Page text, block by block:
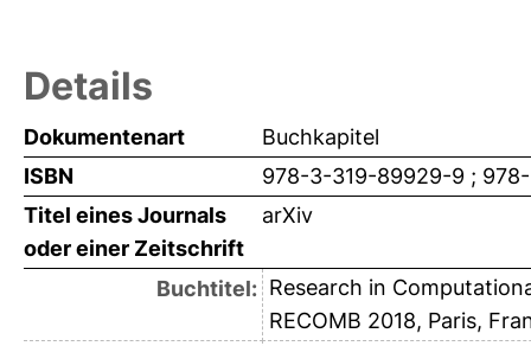
Details
Dokumentenart
Buchkapitel
ISBN
978-3-319-89929-9 ;
Titel eines Journals
oder einer Zeitschrift
arXiv
Buchtitel: Research in
RECOMB 2018, Paris,